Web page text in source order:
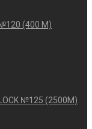
(400 М)
№125 (2500М)